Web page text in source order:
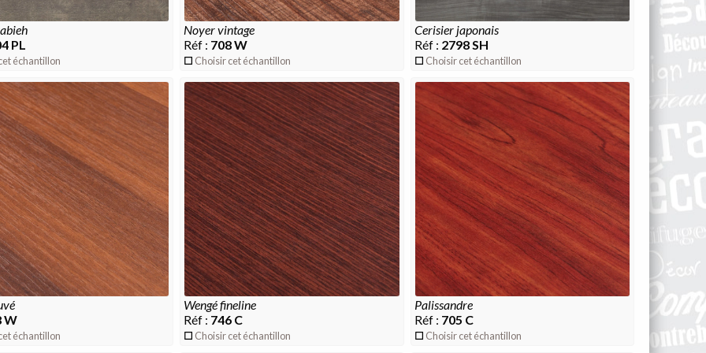
PL
échantillon
noyer vintage
Réf : 708 W
Choisir cet échantillon
cerisier japonais
Réf : 2798 SH
Choisir cet échantillon
W
échantillon
wengé fineline
Réf : 746 C
Choisir cet échantillon
palissandre
Réf : 705 C
Choisir cet échantillon